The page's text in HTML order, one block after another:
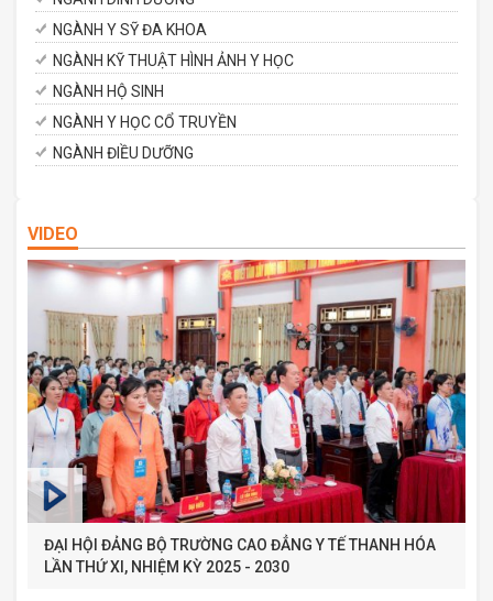
NGÀNH Y SỸ ĐA KHOA
NGÀNH KỸ THUẬT HÌNH ẢNH Y HỌC
NGÀNH HỘ SINH
NGÀNH Y HỌC CỔ TRUYỀN
NGÀNH ĐIỀU DƯỠNG
VIDEO
ĐẠI HỘI ĐẢNG BỘ TRƯỜNG CAO ĐẲNG Y TẾ THANH HÓA
LẦN THỨ XI, NHIỆM KỲ 2025 - 2030